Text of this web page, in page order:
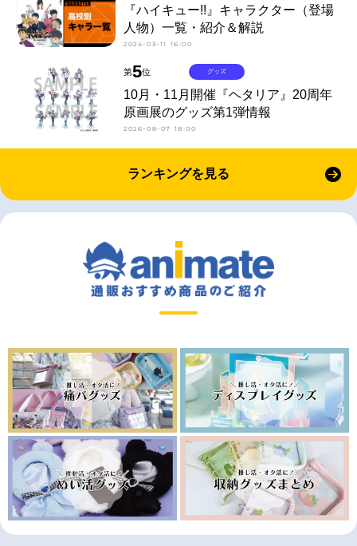
『ハイキュー!!』キャラクター（登場
人物）一覧・紹介＆解説
2024-03-11 16:00
第5位
10月・11月開催『ヘタリア』20周年
原画展のグッズ第1弾情報
2026-08-07 18:00
グッズ
ランキングを見る